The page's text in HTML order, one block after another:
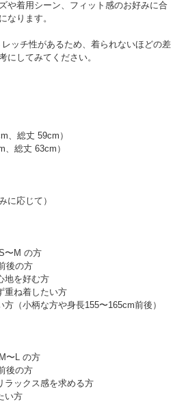
や着用シーン、フィット感のお好みに合
なります。
ッチ性があるため、着られないほどの差
にしてみてください。
、総丈 59cm）
、総丈 63cm）
に応じて）
〜M の方
後の方
地を好む方
重ね着したい方
（小柄な方や身長155〜165cm前後）
〜L の方
後の方
ラックス感を求める方
い方